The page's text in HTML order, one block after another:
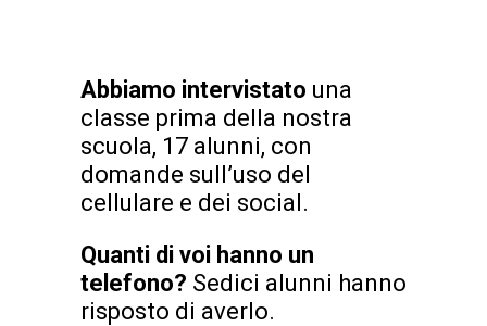
Abbiamo intervistato una
classe prima della nostra
scuola, 17 alunni, con
domande sull’uso del
cellulare e dei social.
Quanti di voi hanno un
telefono? Sedici alunni hanno
risposto di averlo.